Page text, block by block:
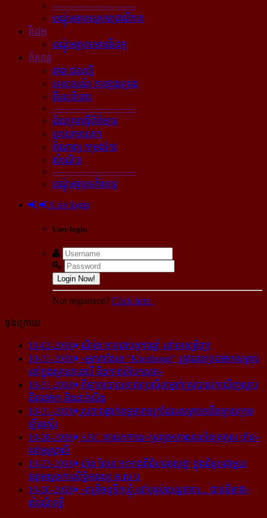
----------------------------
បណ្ដុំអត្ថបទស្រាវជ្រាវវិភាគ
វីដេអូ
បណ្ដុំអត្ថបទមានវីដេអូ
កំសាន្ដ
តារា ជនល្បី
ទេសចរណ៍ ការផ្សងព្រេង
ពីនេះពីនោះ
----------------------------
ជ័យគ្រតធ្វើព័ត៌មាន
ប្រលោមលោក
កំណាព្យ កម្រងកែវ
សំណើច
----------------------------
បណ្ដុំអត្ថបទកំសាន្ដ
User login
User login
Login Now!
Not registered? Click here.
ចុងក្រោយ
11-02-2018
ណីម៉ា អាច​ជាប់​គុក​៦ឆ្នាំ នៅ​អេស្ប៉ាញ!
10-31-2018
«អ្នក​កាសែត "Khashoggi" ត្រូវ​បាន​ច្របាច់ក​សម្លាប់​
នៅ​ក្នុង​ស្ថាន​ភារធារី និង​កាត់​បំបែក​សព»
10-31-2018
កីឡាករ​បាល់ទាត់​ប្រេស៊ីល​ម្នាក់​ត្រូវ​បាន​រក​ឃើញ​ស្លាប់​
ជិត​ដាច់ក និង​ដាច់​លិង្គ
10-31-2018
រូបភាព​ធ្លាក់​ឧទ្ធម្ភាគចក្រ​ដែល​សម្លាប់​អតីត​ម្ចាស់​ក្រុម​
ឡីឆេស្ទ័រ
10-28-2018
ABC គាស់​កកាយ​«ទ្រព្យមហាសាល​នៃ​ត្រកូល ហ៊ុន»​
នៅ​អូស្ត្រាលី
10-23-2018
ហ៊ុន សែន អះអាង​ពី​ជំហរ​ខុស​គ្នា ក្នុង​ជំនួប​ជាមួយ​
ឧត្តម​ស្នងការ​សិទ្ធិ​មនុស្ស អ.ស.ប
10-20-2018
«រាត្រីចន្ទទឹកឃ្មុំ នៅបន្ទប់សណ្ឋាគារ... ជាន់ទី៣៥»
សំណើចខ្លី